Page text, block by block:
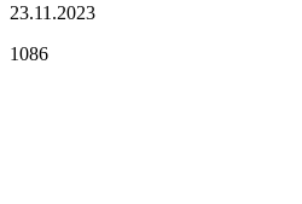
23.11.2023
1086